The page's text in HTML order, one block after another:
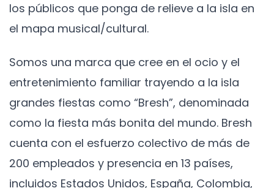
los públicos que ponga de relieve a la isla en
el mapa musical/cultural.
Somos una marca que cree en el ocio y el
entretenimiento familiar trayendo a la isla
grandes fiestas como “Bresh”, denominada
como la fiesta más bonita del mundo. Bresh
cuenta con el esfuerzo colectivo de más de
200 empleados y presencia en 13 países,
incluidos Estados Unidos, España, Colombia,